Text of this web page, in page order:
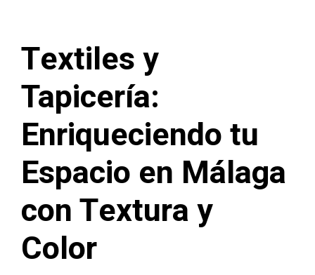
Textiles y
Tapicería:
Enriqueciendo tu
Espacio en Málaga
con Textura y
Color